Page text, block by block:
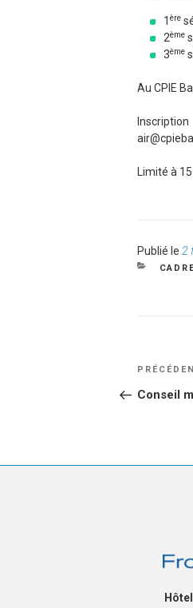
1 ère
2ème
3ème
Au CPIE
Limité à
Publié le
le
2
DE
Article
Conseil